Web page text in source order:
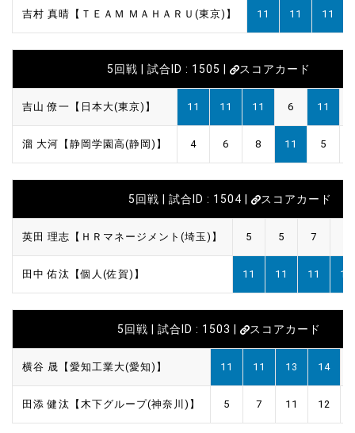
吉村 真晴【ＴＥＡＭ ＭＡＨＡＲＵ(東京)】 11 11 11
5回戦 | 試合ID : 1505 | スコアカード
吉山 僚一【日本大(東京)】 11 11 11 6 11
溜 大河【静岡学園高(静岡)】 4 6 8 11 5
5回戦 | 試合ID : 1504 | スコアカード
英田 理志【ＨＲマネージメント(埼玉)】 5 5 7
田中 佑汰【個人(佐賀)】 11 11 11 11
5回戦 | 試合ID : 1503 | スコアカード
横谷 晟【愛知工業大(愛知)】 11 11 13 14
田添 健汰【木下グループ(神奈川)】 5 7 11 12